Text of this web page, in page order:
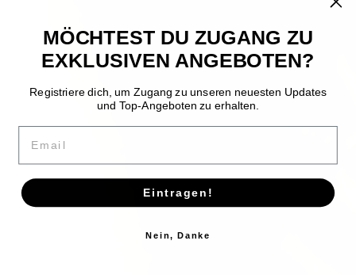
MÖCHTEST DU ZUGANG ZU
EXKLUSIVEN ANGEBOTEN?
Registriere dich, um Zugang zu unseren neuesten Updates
und Top-Angeboten zu erhalten.
Email
Eintragen!
Nein, Danke